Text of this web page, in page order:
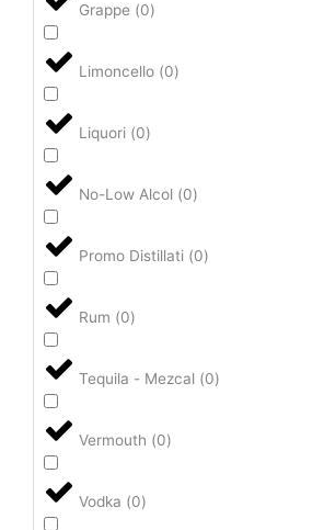
Grappe (0)
Limoncello (0)
Liquori (0)
No-Low Alcol (0)
Promo Distillati (0)
Rum (0)
Tequila - Mezcal (0)
Vermouth (0)
Vodka (0)